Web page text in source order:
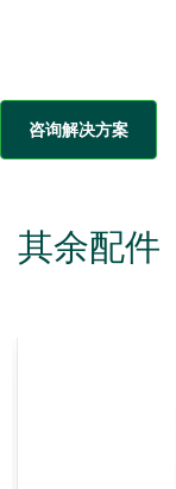
咨询解决方案
其余配件